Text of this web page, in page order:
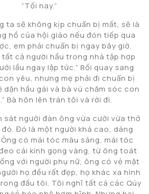
“Tối nay.”
ta sẽ không kịp chuẩn bị mất, sẽ là
hồ của hội giáo nếu đón tiếp qua
em phải chuẩn bị ngay bây giờ.
tất cả người hầu trong nhà tập hợp
lầu ngay lập tức.” Rồi quay sang
yêu, nhưng mẹ phải đi chuẩn bị
dặn hầu gái và bà vú chăm sóc con
Bà hôn lên trán tôi và rời đi.
sát người đàn ông vừa cười vừa thở
Đó là một người khá cao, dáng
có mái tóc màu sáng, mái tóc
cái kính gọng vàng, từ ông toát
với người phụ nữ, ông có vẻ mặt
họ đều rất đẹp, họ khác xa hình
đầu tôi. Tôi nghĩ tất cả các Qúy